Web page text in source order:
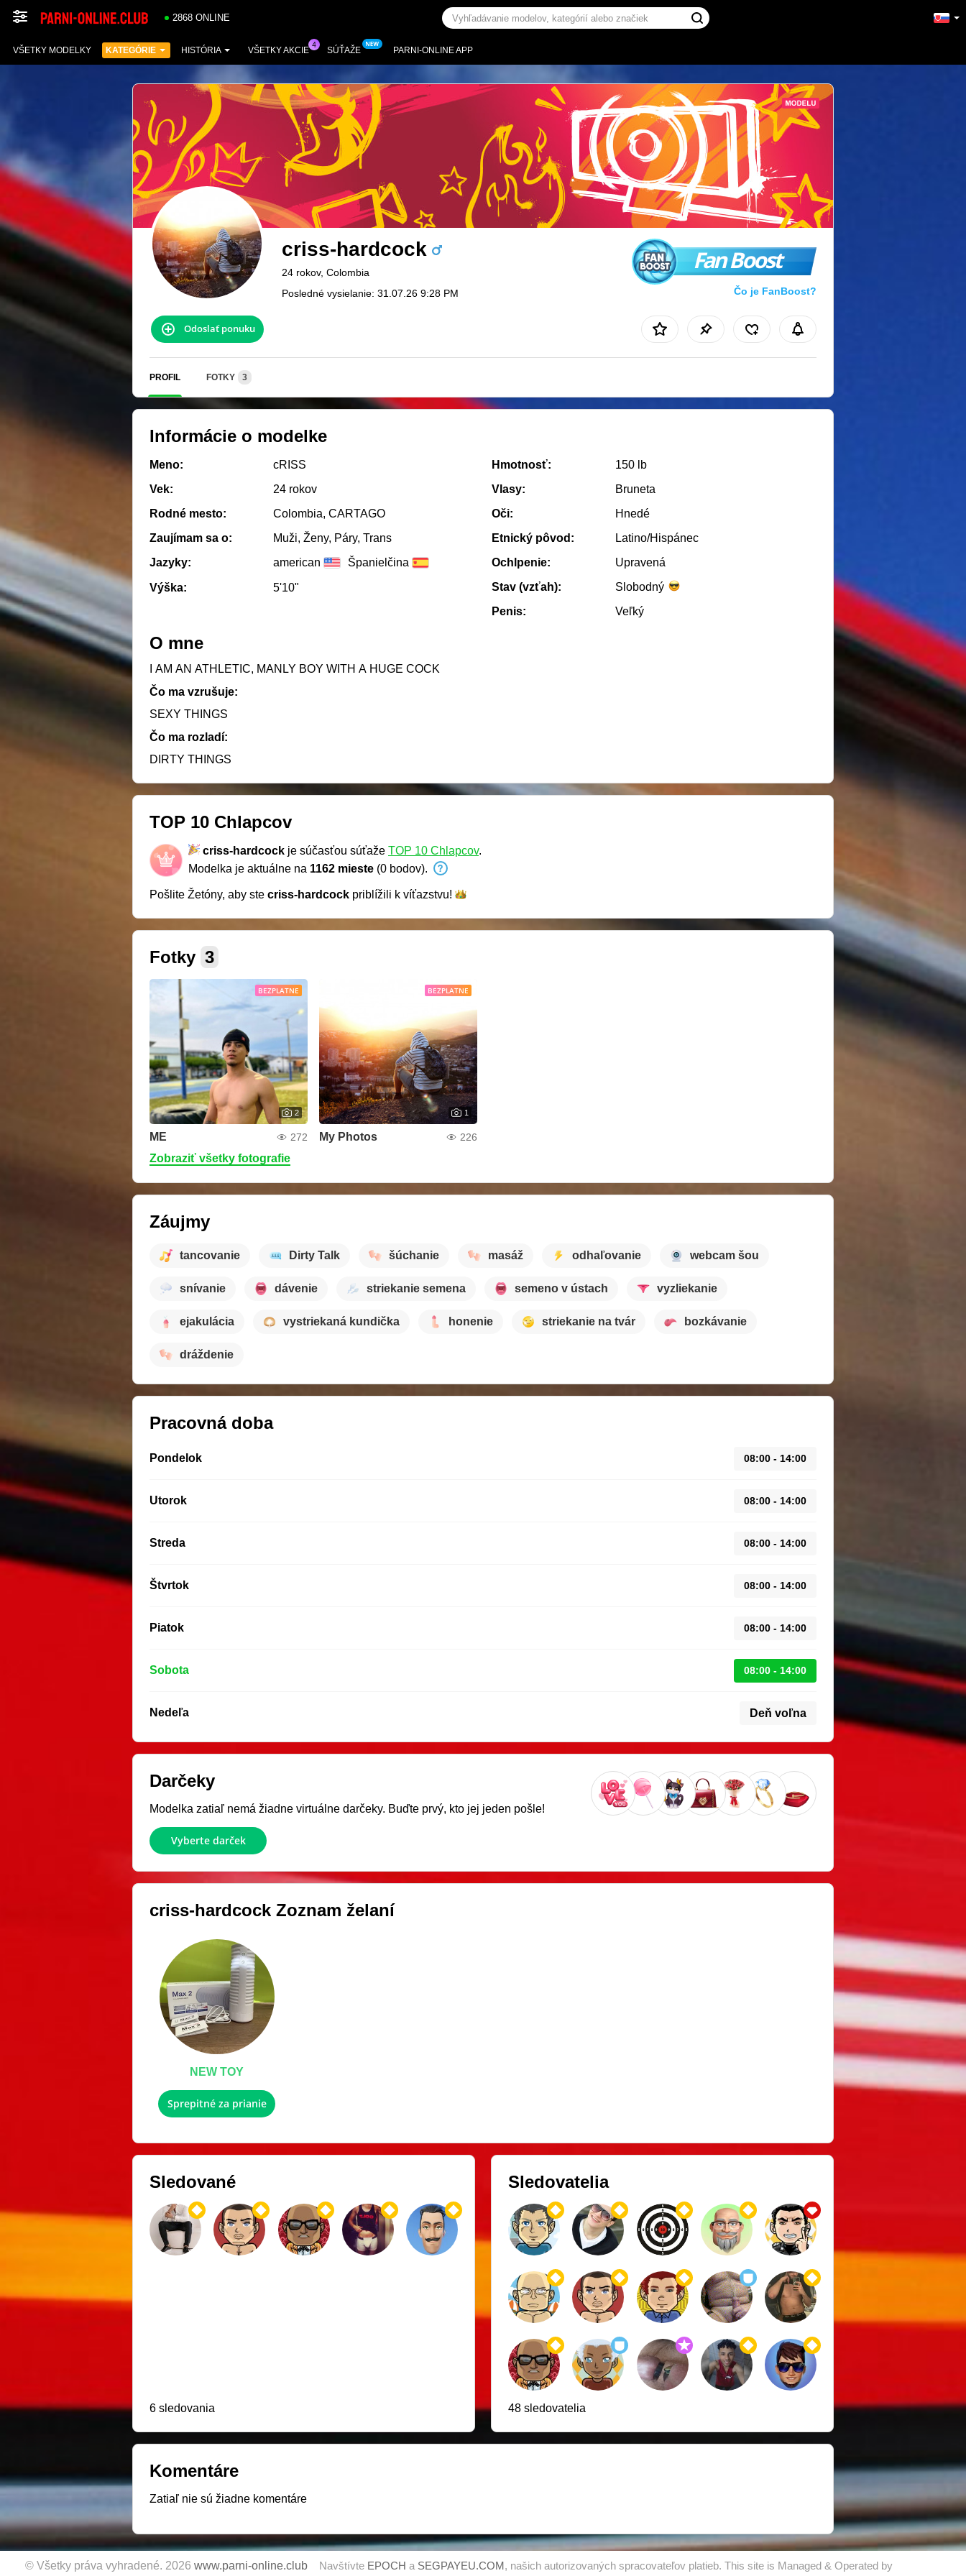
2868 ONLINE
VŠETKY MODELKY KATEGÓRIE HISTÓRIA VŠETKY AKCIE SÚŤAŽE PARNI-ONLINE APP
criss-hardcock
24 rokov, Colombia
Posledné vysielanie: 31.07.26 9:28 PM
Fan Boost
Čo je FanBoost?
Odoslať ponuku
PROFIL FOTKY 3
Informácie o modelke
Meno:
cRISS
Vek:
24 rokov
Rodné mesto:
Colombia, CARTAGO
Zaujímam sa o:
Muži, Ženy, Páry, Trans
Jazyky:
american Španielčina
Výška: 5'10"
Hmotnosť:
150 lb
Vlasy:
Bruneta
Oči:
Hnedé
Etnický pôvod:
Latino/Hispánec
Ochlpenie:
Upravená
Stav (vzťah):
Slobodný
Penis:
Veľký
O mne
I AM AN ATHLETIC, MANLY BOY WITH A HUGE COCK
Čo ma vzrušuje:
SEXY THINGS
Čo ma rozladí:
DIRTY THINGS
TOP 10 Chlapcov
criss-hardcock je súčasťou súťaže TOP 10 Chlapcov.
Modelka je aktuálne na 1162 mieste (0 bodov).
Pošlite Žetóny, aby ste criss-hardcock priblížili k víťazstvu!
Fotky 3
BEZPLATNE
2
ME 272
BEZPLATNE
1
My Photos 226
Zobraziť všetky fotografie
Záujmy
tancovanie Dirty Talk šúchanie masáž odhaľovanie webcam šou
snívanie dávenie striekanie semena semeno v ústach vyzliekanie
ejakulácia vystriekaná kundička honenie striekanie na tvár bozkávanie
dráždenie
Pracovná doba
Pondelok 08:00 - 14:00
Utorok 08:00 - 14:00
Streda 08:00 - 14:00
Štvrtok 08:00 - 14:00
Piatok 08:00 - 14:00
Sobota 08:00 - 14:00
Nedeľa Deň voľna
Darčeky
Modelka zatiaľ nemá žiadne virtuálne darčeky. Buďte prvý, kto jej jeden pošle!
Vyberte darček
criss-hardcock Zoznam želaní
NEW TOY
Sprepitné za prianie
Sledované
6 sledovania
Sledovatelia
48 sledovatelia
Komentáre
Zatiaľ nie sú žiadne komentáre
© Všetky práva vyhradené. 2026 www.parni-online.club Navštívte EPOCH a SEGPAYEU.COM , našich autorizovaných spracovateľov platieb. This site is Managed & Operated by